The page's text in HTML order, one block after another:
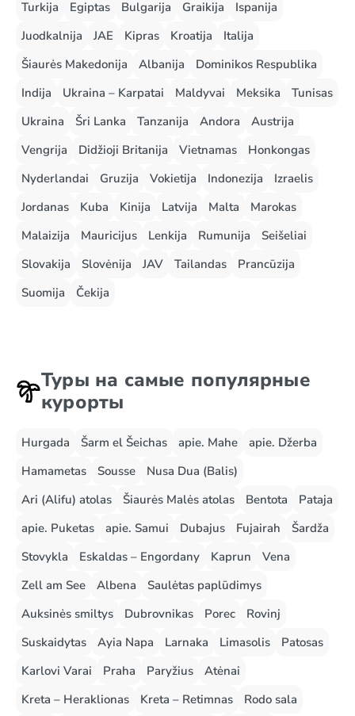
Turkija Egiptas Bulgarija Graikija
Ispanija
Juodkalnija
JAE Kipras Kroatija
Italija
Šiaurės Makedonija
Albanija
Dominikos Respublika
Indija
Ukraina – Karpatai Maldyvai Meksika
Tunisas
Ukraina
Šri Lanka Tanzanija Andora
Austrija
Vengrija
Didžioji Britanija Vietnamas
Honkongas
Nyderlandai
Gruzija Vokietija Indonezija
Izraelis
Jordanas
Kuba Kinija Latvija Malta
Marokas
Malaizija
Mauricijus Lenkija Rumunija
Seišeliai
Slovakija
Slovėnija JAV Tailandas
Prancūzija
Suomija
Čekija
Туры на самые популярные
курорты
Hurgada Šarm el Šeichas apie. Mahe
apie. Džerba
Hamametas
Sousse
Nusa Dua (Balis)
Ari (Alifu) atolas
Šiaurės Malės atolas Bentota
Pataja
apie. Puketas
apie. Samui Dubajus Fujairah
Šardža
Stovykla
Eskaldas – Engordany Kaprun
Vena
Zell am See
Albena
Saulėtas paplūdimys
Auksinės smiltys
Dubrovnikas Porec
Rovinj
Suskaidytas
Ayia Napa Larnaka Limasolis
Patosas
Karlovi Varai
Praha Paryžius
Atėnai
Kreta – Heraklionas
Kreta – Retimnas
Rodo sala